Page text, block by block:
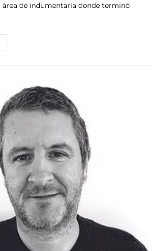
área de indumentaria donde terminó